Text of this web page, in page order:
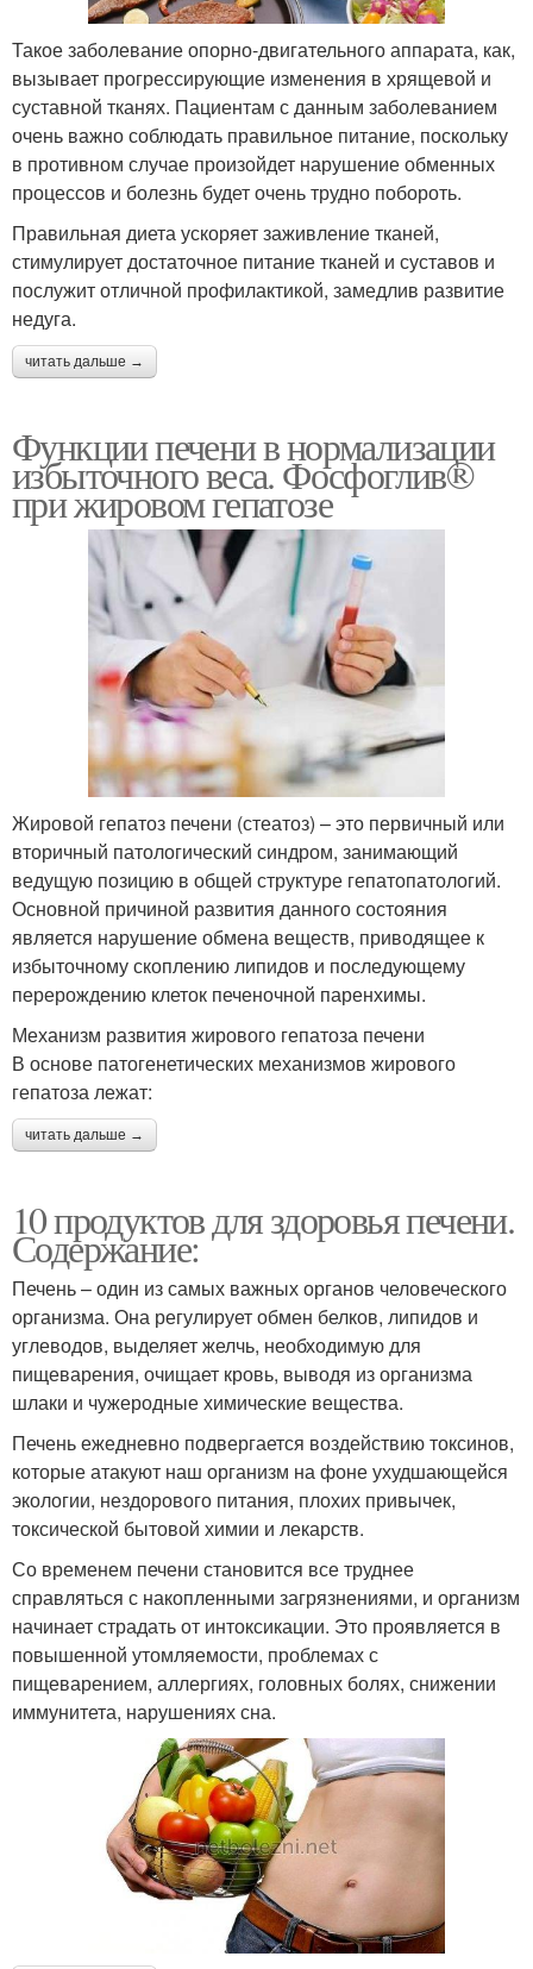
Такое заболевание опорно-двигательного аппарата, как,
вызывает прогрессирующие изменения в хрящевой и
суставной тканях. Пациентам с данным заболеванием
очень важно соблюдать правильное питание, поскольку
в противном случае произойдет нарушение обменных
процессов и болезнь будет очень трудно побороть.
Правильная диета ускоряет заживление тканей,
стимулирует достаточное питание тканей и суставов и
послужит отличной профилактикой, замедлив развитие
недуга.
читать дальше →
Функции печени в нормализации
избыточного веса. Фосфоглив®
при жировом гепатозе
Жировой гепатоз печени (стеатоз) – это первичный или
вторичный патологический синдром, занимающий
ведущую позицию в общей структуре гепатопатологий.
Основной причиной развития данного состояния
является нарушение обмена веществ, приводящее к
избыточному скоплению липидов и последующему
перерождению клеток печеночной паренхимы.
Механизм развития жирового гепатоза печени
В основе патогенетических механизмов жирового
гепатоза лежат:
читать дальше →
10 продуктов для здоровья печени.
Содержание:
Печень – один из самых важных органов человеческого
организма. Она регулирует обмен белков, липидов и
углеводов, выделяет желчь, необходимую для
пищеварения, очищает кровь, выводя из организма
шлаки и чужеродные химические вещества.
Печень ежедневно подвергается воздействию токсинов,
которые атакуют наш организм на фоне ухудшающейся
экологии, нездорового питания, плохих привычек,
токсической бытовой химии и лекарств.
Со временем печени становится все труднее
справляться с накопленными загрязнениями, и организм
начинает страдать от интоксикации. Это проявляется в
повышенной утомляемости, проблемах с
пищеварением, аллергиях, головных болях, снижении
иммунитета, нарушениях сна.